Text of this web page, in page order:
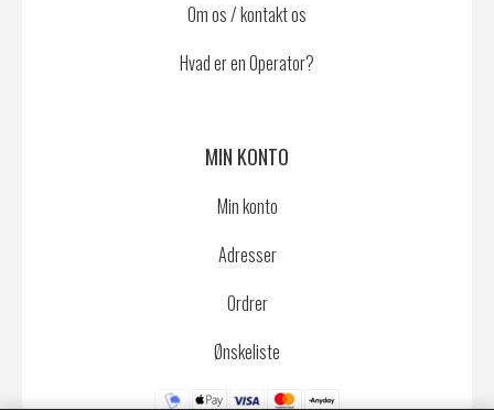
Om os / kontakt os
Hvad er en Operator?
MIN KONTO
Min konto
Adresser
Ordrer
Ønskeliste